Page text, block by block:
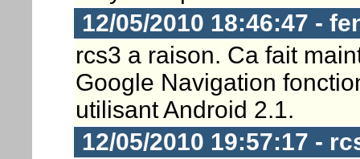
12/05/2010 18:46:47 -
rcs3 a raison. Ca fait
Google Navigation
utilisant Android 2.1.
12/05/2010 19:57:17 -